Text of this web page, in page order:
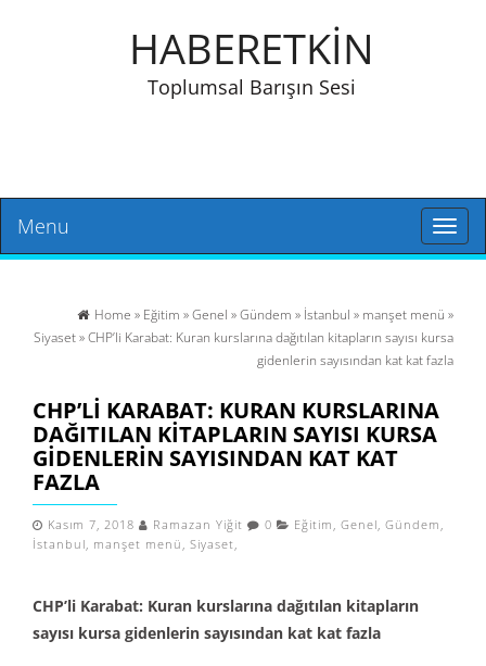
HABERETKİN
Toplumsal Barışın Sesi
Toggle
Menu
Home » Eğitim »Genel »Gündem » İstanbul » manşet menü »
Siyaset» CHP’li Karabat: Kuran kurslarına dağıtılan kitapların sayısı kursa
gidenlerin sayısından kat kat fazla
CHP’LI KARABAT: KURAN KURSLARINA
DAĞITILAN KITAPLARIN SAYISI KURSA
GIDENLERIN SAYISINDAN KAT KAT
FAZLA
Kasım 7, 2018 Ramazan Yiğit 0 Eğitim , Genel, Gündem ,
İstanbul, manşet menü , Siyaset,
CHP’li Karabat: Kuran kurslarına dağıtılan kitapların
sayısı kursa gidenlerin sayısından kat kat fazla